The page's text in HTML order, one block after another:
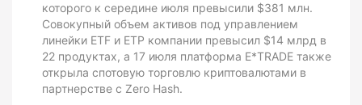
которого к середине июля превысили $381 млн.
Совокупный объем активов под управлением
линейки ETF и ETP компании превысил $14 млрд в
22 продуктах, а 17 июля платформа E*TRADE также
открыла спотовую торговлю криптовалютами в
партнерстве с Zero Hash.